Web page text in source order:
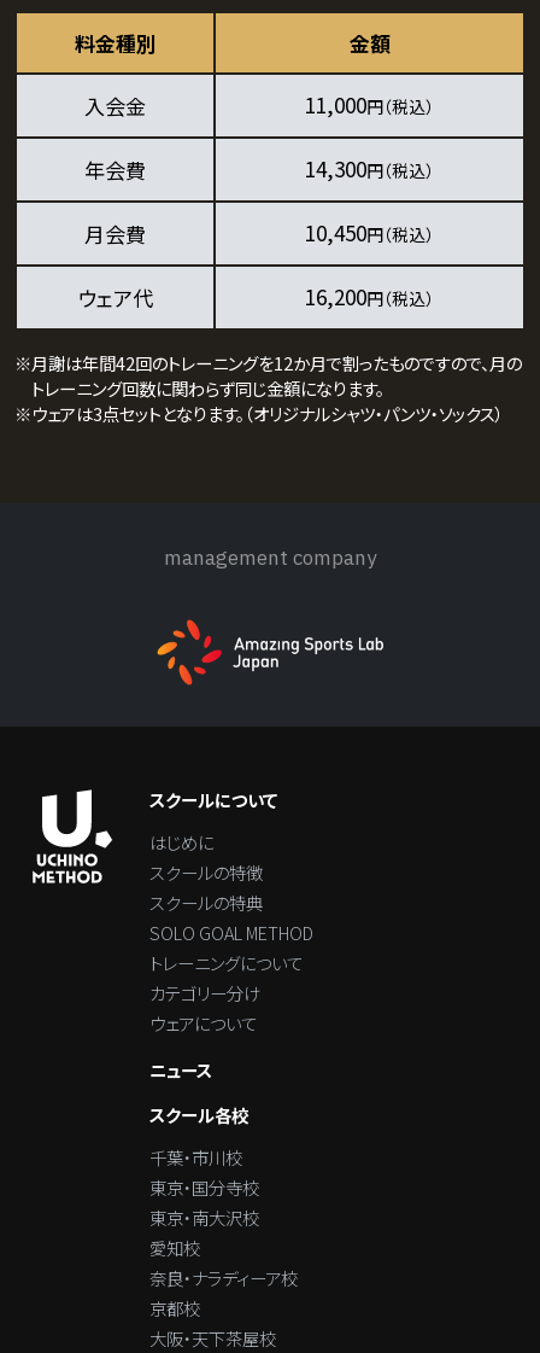
料金種別 金額
入会金 11,000円（税込）
年会費 14,300円（税込）
月会費 10,450円（税込）
ウェア代 16,200円（税込）
※月謝は年間42回のトレーニングを12か月で割ったものですので、月の
トレーニング回数に関わらず同じ金額になります。
※ウェアは3点セットとなります。（オリジナルシャツ・パンツ・ソックス）
management company
スクールについて
はじめに
スクールの特徴
スクールの特典
SOLO GOAL METHOD
トレーニングについて
カテゴリー分け
ウェアについて
ニュース
スクール各校
千葉・市川校
東京・国分寺校
東京・南大沢校
愛知校
奈良・ナラディーア校
京都校
大阪・天下茶屋校